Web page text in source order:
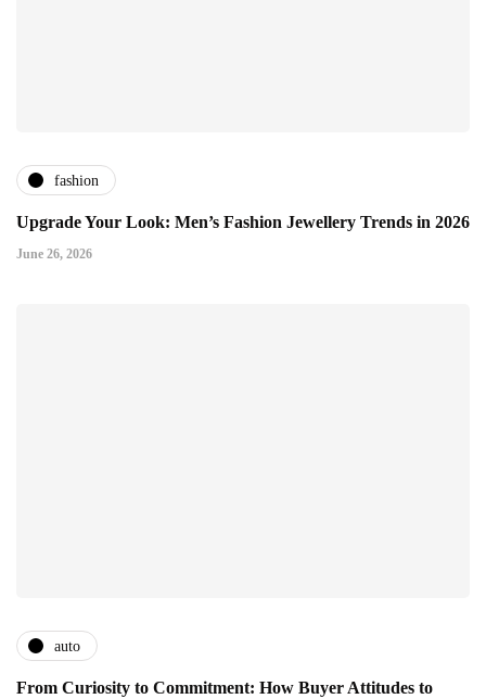
fashion
Upgrade Your Look: Men’s Fashion Jewellery Trends in 2026
June 26, 2026
auto
From Curiosity to Commitment: How Buyer Attitudes to